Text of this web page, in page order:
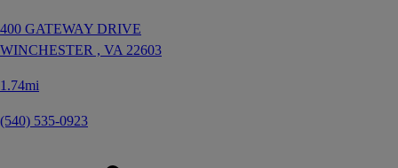
400 GATEWAY DRIVE
WINCHESTER , VA 22603
1.74mi
(540) 535-0923